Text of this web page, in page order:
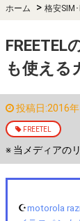
ホーム > 格安SIM
も使える
投稿日:2016
FREETEL
※ 当メディアの
☪️motorola